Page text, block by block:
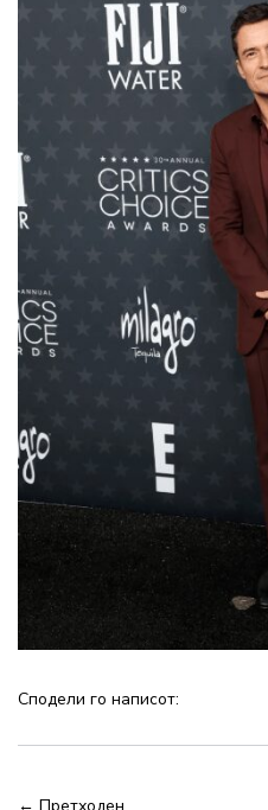
Сподели го написот: